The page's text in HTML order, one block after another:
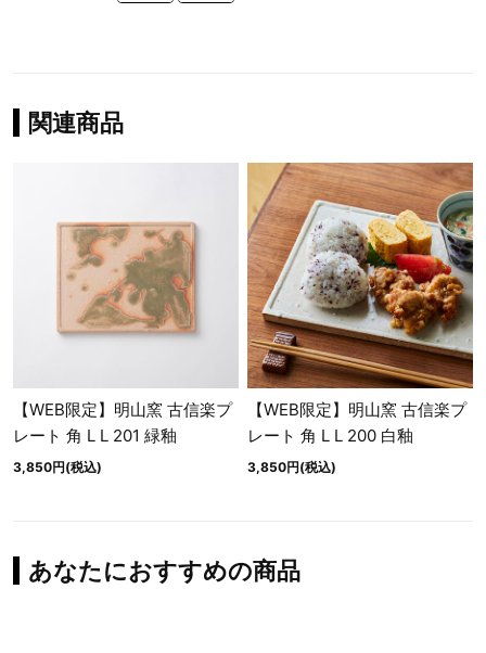
関連商品
【WEB限定】明山窯 古信楽プ
レート 角 L L 201 緑釉
3,850円(税込)
【WEB限定】明山窯 古信楽プ
レート 角 L L 200 白釉
3,850円(税込)
あなたにおすすめの商品